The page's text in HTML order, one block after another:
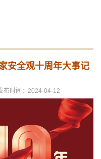
安全观十周年大事记
布时间：2024-04-12